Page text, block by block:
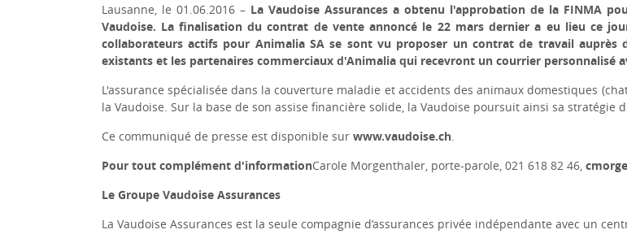
Lausanne, le 01.06.2016 – La Vaudoise Assurances a obtenu l'approbation de la FINMA
Vaudoise. La finalisation du contrat de vente annoncé le 22 mars dernier a eu lieu ce
collaborateurs actifs pour Animalia SA se sont vu proposer un contrat de travail auprès
existants et les partenaires commerciaux d'Animalia qui recevront un courrier personnalisé
L'assurance spécialisée dans la couverture maladie et accidents des animaux domestiques
la Vaudoise. Sur la base de son assise financière solide, la Vaudoise poursuit ainsi sa
Ce communiqué de presse est disponible sur www.vaudoise.ch.
Pour tout complément d'informationCarole Morgenthaler, porte-parole, 021 618 82 46,
Le Groupe Vaudoise Assurances
La Vaudoise Assurances est la seule compagnie d’assurances privée indépendante avec un